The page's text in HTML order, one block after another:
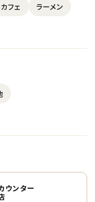
カフェ
ラーメン
ウンター